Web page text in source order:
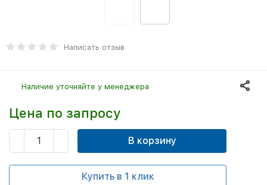
Написать отзыв
Наличие уточняйте у менеджера
Цена по запросу
В корзину
Купить в 1 клик